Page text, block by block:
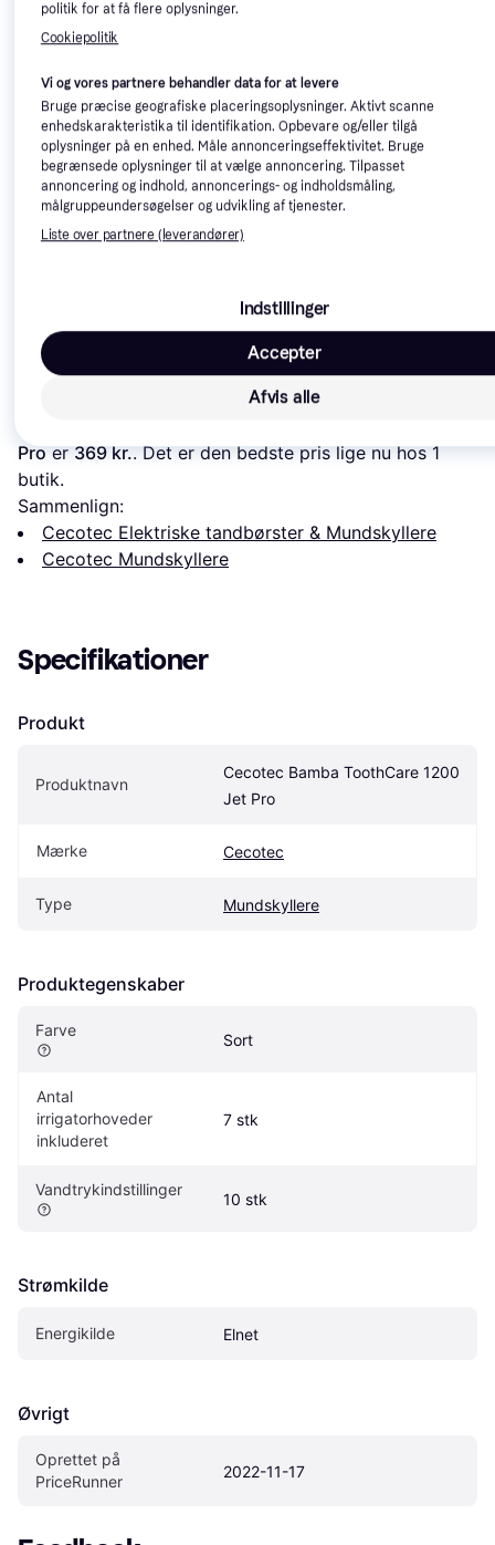
Waterpik Ultra
Water Flosser
4.6
Panasonic Irrigator
EW1614W503
Eller 3 betalinger af
234 kr.
Læs om produktet
Pro er 369 kr.. Det er den bedste pris lige nu hos 1
butik.
Sammenlign:
Cecotec Elektriske tandbørster & Mundskyllere
Cecotec Mundskyllere
Specifikationer
Produkt
Produktnavn
Cecotec Bamba ToothCare 1200
Jet Pro
Mærke Cecotec
Type Mundskyllere
Produktegenskaber
Farve
Sort
Antal
irrigatorhoveder
inkluderet
7 stk
Vandtrykindstillinger
10 stk
Strømkilde
Energikilde Elnet
Øvrigt
Oprettet på
PriceRunner
2022-11-17
politik for at få flere oplysninger.
Cookiepolitik
Vi og vores partnere behandler data for at levere
Bruge præcise geografiske placeringsoplysninger. Aktivt scanne
enhedskarakteristika til identifikation. Opbevare og/eller tilgå
oplysninger på en enhed. Måle annonceringseffektivitet. Bruge
begrænsede oplysninger til at vælge annoncering. Tilpasset
annoncering og indhold, annoncerings- og indholdsmåling,
målgruppeundersøgelser og udvikling af tjenester.
Liste over partnere (leverandører)
Indstillinger
Afvis alle
Accepter